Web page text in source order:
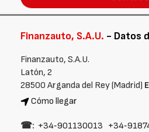
Finanzauto, S.A.U. - Datos
Finanzauto, S.A.U.
Latón, 2
28500 Arganda del Rey (Madrid)
Cómo llegar
☎: +34‑901130013